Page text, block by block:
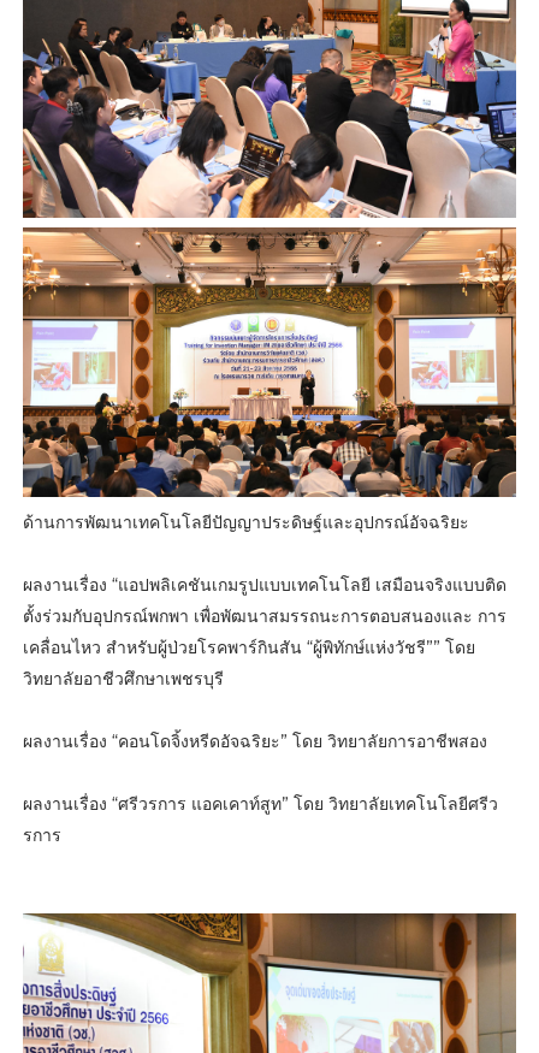
ด้านการพัฒนาเทคโนโลยีปัญญาประดิษฐ์และอุปกรณ์อัจฉริยะ
ผลงานเรื่อง “แอปพลิเคชันเกมรูปแบบเทคโนโลยี เสมือนจริงแบบติด
ตั้งร่วมกับอุปกรณ์พกพา เพื่อพัฒนาสมรรถนะการตอบสนองและ การ
เคลื่อนไหว สําหรับผู้ป่วยโรคพาร์กินสัน “ผู้พิทักษ์แห่งวัชรี”” โดย
วิทยาลัยอาชีวศึกษาเพชรบุรี
ผลงานเรื่อง “คอนโดจิ้งหรีดอัจฉริยะ” โดย วิทยาลัยการอาชีพสอง
ผลงานเรื่อง “ศรีวรการ แอคเคาท์สูท” โดย วิทยาลัยเทคโนโลยีศรีว
รการ